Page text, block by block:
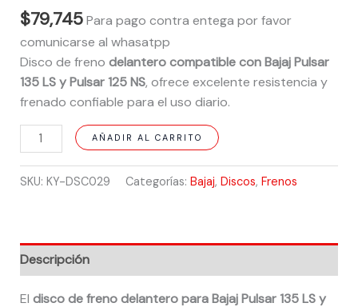
$79,745 Para pago contra entega por favor
comunicarse al whasatpp
Disco de freno delantero compatible con Bajaj Pulsar
135 LS y Pulsar 125 NS, ofrece excelente resistencia y
frenado confiable para el uso diario.
AÑADIR AL CARRITO
SKU: KY-DSC029 Categorías: Bajaj, Discos, Frenos
Descripción
El disco de freno delantero para Bajaj Pulsar 135 LS y